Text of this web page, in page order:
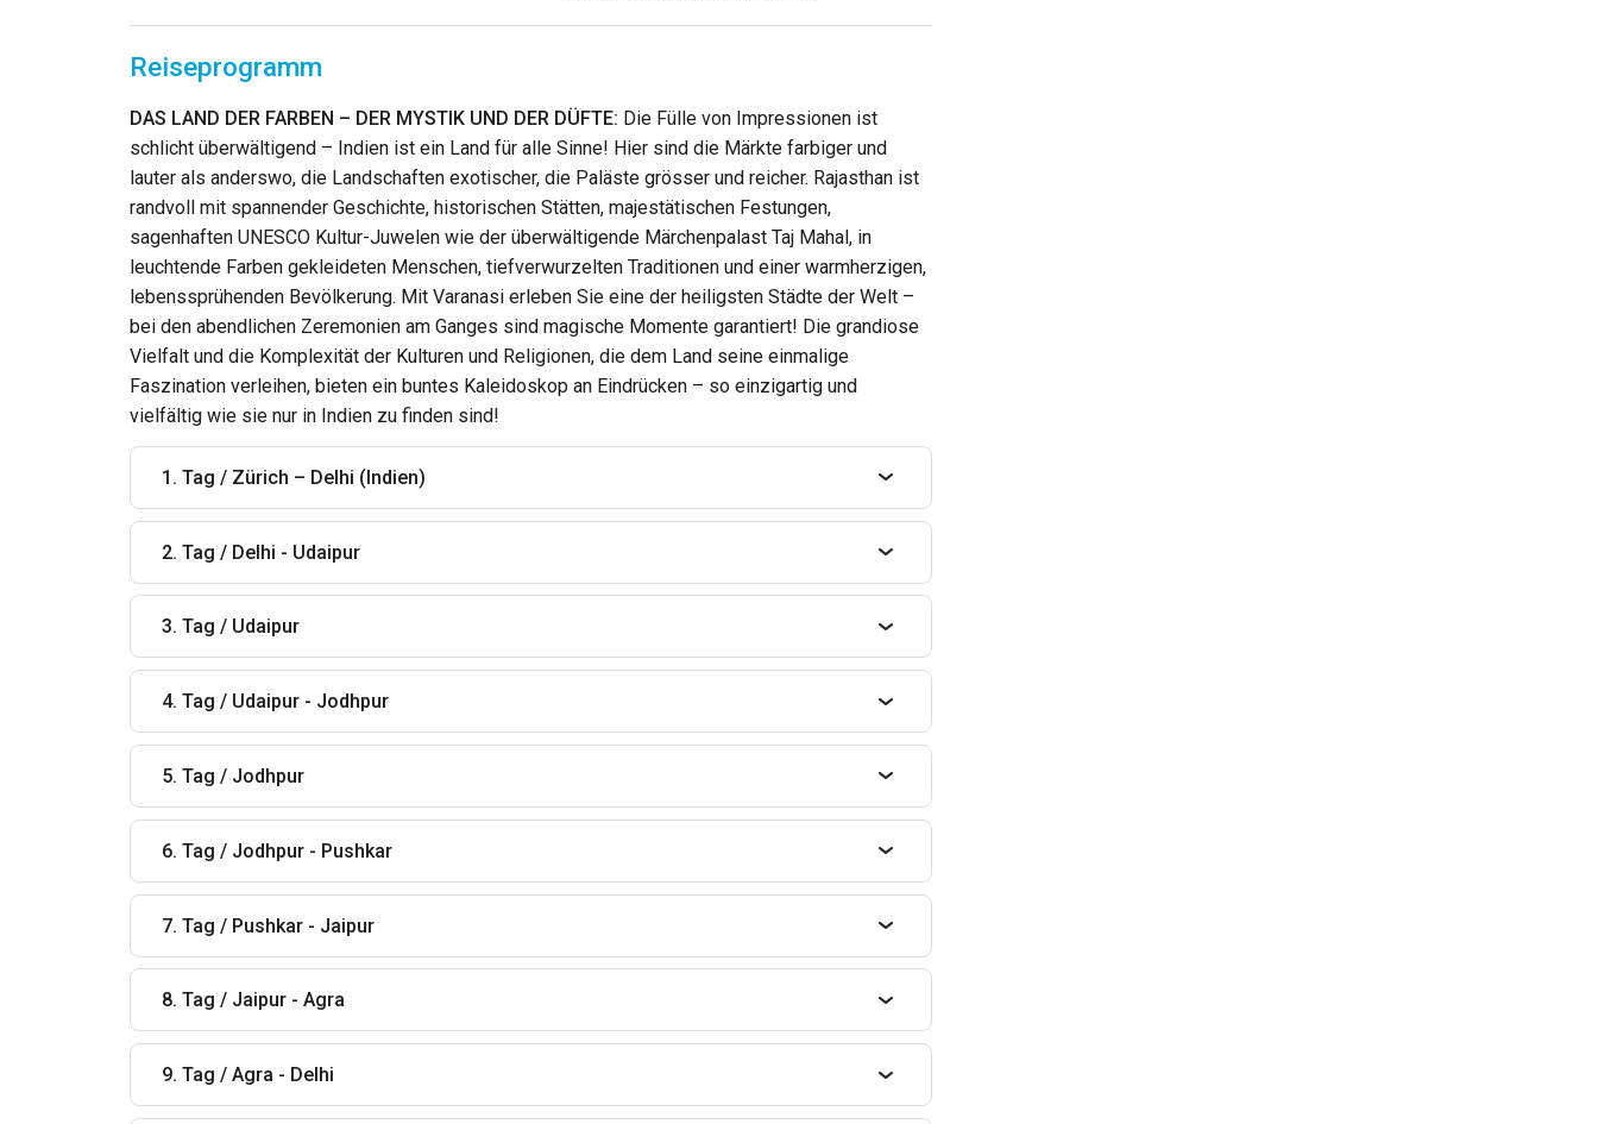
Reiseprogramm
DAS LAND DER FARBEN – DER MYSTIK UND DER DÜFTE: Die Fülle von Impressionen ist
schlicht überwältigend – Indien ist ein Land für alle Sinne! Hier sind die Märkte farbiger und
lauter als anderswo, die Landschaften exotischer, die Paläste grösser und reicher. Rajasthan ist
randvoll mit spannender Geschichte, historischen Stätten, majestätischen Festungen,
sagenhaften UNESCO Kultur-Juwelen wie der überwältigende Märchenpalast Taj Mahal, in
leuchtende Farben gekleideten Menschen, tiefverwurzelten Traditionen und einer warmherzigen,
lebenssprühenden Bevölkerung. Mit Varanasi erleben Sie eine der heiligsten Städte der Welt –
bei den abendlichen Zeremonien am Ganges sind magische Momente garantiert! Die grandiose
Vielfalt und die Komplexität der Kulturen und Religionen, die dem Land seine einmalige
Faszination verleihen, bieten ein buntes Kaleidoskop an Eindrücken – so einzigartig und
vielfältig wie sie nur in Indien zu finden sind!
1. Tag / Zürich – Delhi (Indien)
2. Tag / Delhi - Udaipur
3. Tag / Udaipur
4. Tag / Udaipur - Jodhpur
5. Tag / Jodhpur
6. Tag / Jodhpur - Pushkar
7. Tag / Pushkar - Jaipur
8. Tag / Jaipur - Agra
9. Tag / Agra - Delhi